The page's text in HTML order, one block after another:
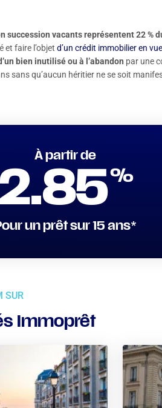
succession vacants représentent 22 %
et faire l’objet d’un crédit immobilier en
bien inutilisé ou à l’abandon par une
sans qu’aucun héritier ne se soit
À partir de
%
un prêt sur 15 ans*
SUR
Immoprêt